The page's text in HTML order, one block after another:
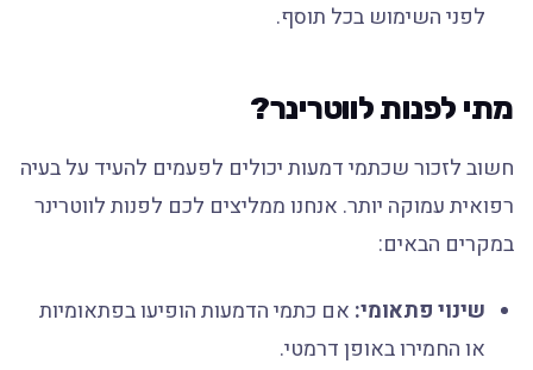
לפני השימוש בכל תוסף.
מתי לפנות לווטרינר?
חשוב לזכור שכתמי דמעות יכולים לפעמים להעיד על בעיה
רפואית עמוקה יותר. אנחנו ממליצים לכם לפנות לווטרינר
במקרים הבאים:
שינוי פתאומי:אם כתמי הדמעות הופיעו בפתאומיות
או החמירו באופן דרמטי.